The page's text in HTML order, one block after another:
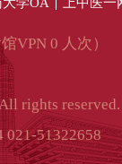
VPN 0 人次）
rights reserved.
021-51322658